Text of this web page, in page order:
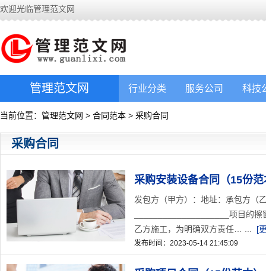
欢迎光临管理范文网
管理范文网 行业分类 服务公司 科技
当前位置： 管理范文网 > 合同范本 > 采购合同
采购合同
采购安装设备合同（15份范
发包方（甲方）：地址：承包方（
____________________项目的
乙方施工，为明确双方责任… ...
[
发布时间：2023-05-14 21:45:09